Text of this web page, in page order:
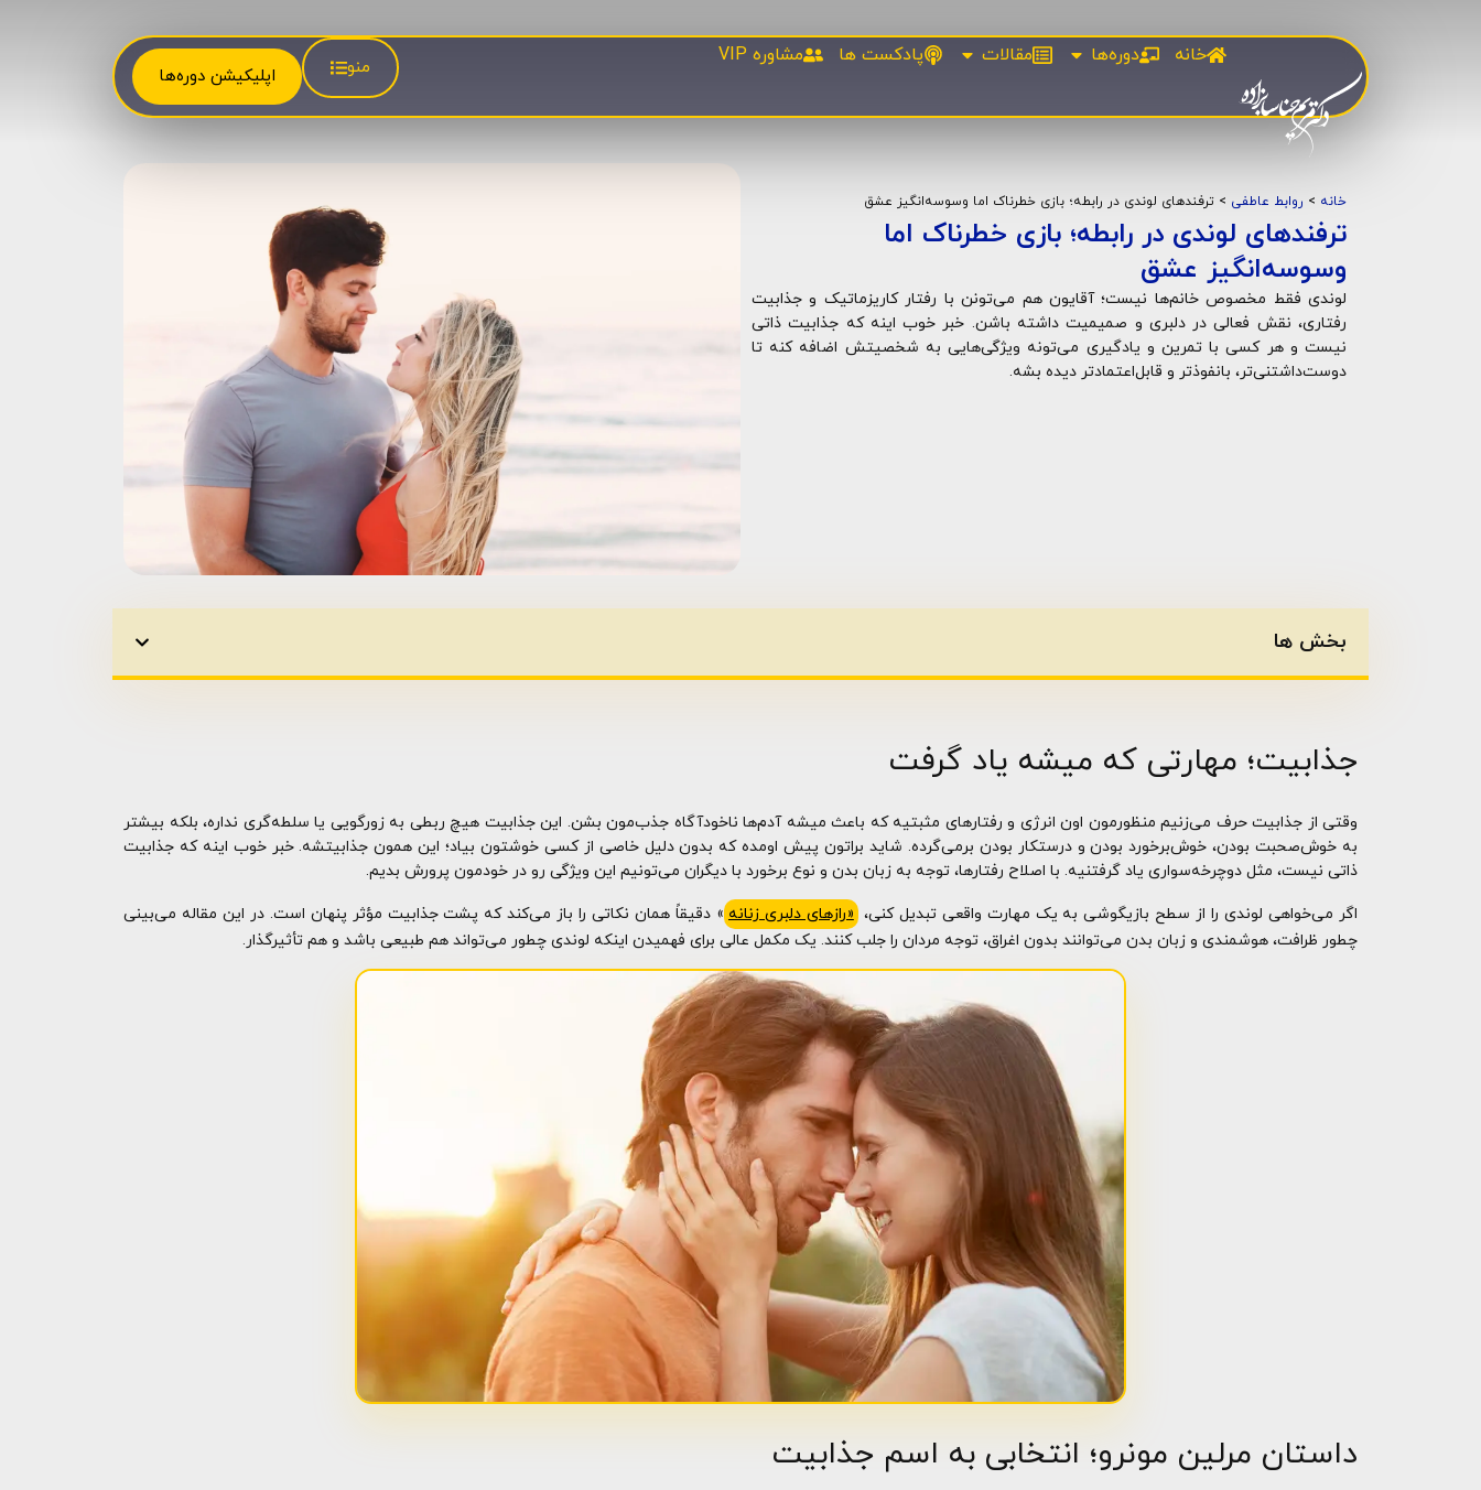
خانه دوره‌ها مقالات پادکست ها مشاوره‌ VIP
منو اپلیکیشن دوره‌ها
خانه > روابط عاطفی > ترفندهای لوندی در رابطه؛ بازی خطرناک اما وسوسه‌انگیز عشق
ترفندهای لوندی در رابطه؛ بازی خطرناک اما
وسوسه‌انگیز عشق
لوندی فقط مخصوص خانم‌ها نیست؛ آقایون هم می‌تونن با رفتار کاریزماتیک و جذابیت
رفتاری، نقش فعالی در دلبری و صمیمیت داشته باشن. خبر خوب اینه که جذابیت ذاتی
نیست و هر کسی با تمرین و یادگیری می‌تونه ویژگی‌هایی به شخصیتش اضافه کنه تا
دوست‌داشتنی‌تر، بانفوذتر و قابل‌اعتمادتر دیده بشه.
بخش ها
جذابیت؛ مهارتی که میشه یاد گرفت
وقتی از جذابیت حرف می‌زنیم منظورمون اون انرژی و رفتارهای مثبتیه که باعث میشه آدم‌ها ناخودآگاه جذب‌مون بشن. این جذابیت هیچ ربطی به زورگویی یا سلطه‌گری نداره، بلکه بیشتر
به خوش‌صحبت بودن، خوش‌برخورد بودن و درستکار بودن برمی‌گرده. شاید براتون پیش اومده که بدون دلیل خاصی از کسی خوشتون بیاد؛ این همون جذابیتشه. خبر خوب اینه که جذابیت
ذاتی نیست، مثل دوچرخه‌سواری یاد گرفتنیه. با اصلاح رفتارها، توجه به زبان بدن و نوع برخورد با دیگران می‌تونیم این ویژگی رو در خودمون پرورش بدیم.
اگر می‌خواهی لوندی را از سطح بازیگوشی به یک مهارت واقعی تبدیل کنی، «رازهای دلبری زنانه » دقیقاً همان نکاتی را باز می‌کند که پشت جذابیت مؤثر پنهان است. در این مقاله می‌بینی
چطور ظرافت، هوشمندی و زبان بدن می‌توانند بدون اغراق، توجه مردان را جلب کنند. یک مکمل عالی برای فهمیدن اینکه لوندی چطور می‌تواند هم طبیعی باشد و هم تأثیرگذار.
داستان مرلین مونرو؛ انتخابی به اسم جذابیت